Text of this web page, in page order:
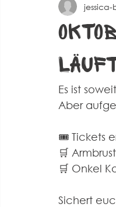
Spielberichte Herren 2
Es ist
Aber
🎟️ Tickets
🛒
🛒 Onkel
Sichert